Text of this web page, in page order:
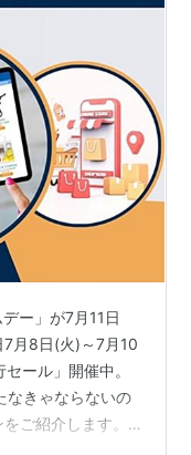
ー」が7月11日
月8日(火)～7月10
ール」開催中。
なきゃならないの
ご紹介します。